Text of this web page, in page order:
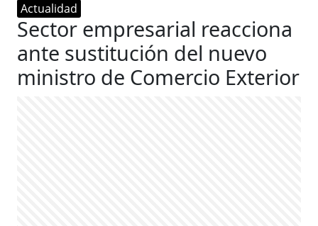
Actualidad
Sector empresarial reacciona
ante sustitución del nuevo
ministro de Comercio Exterior